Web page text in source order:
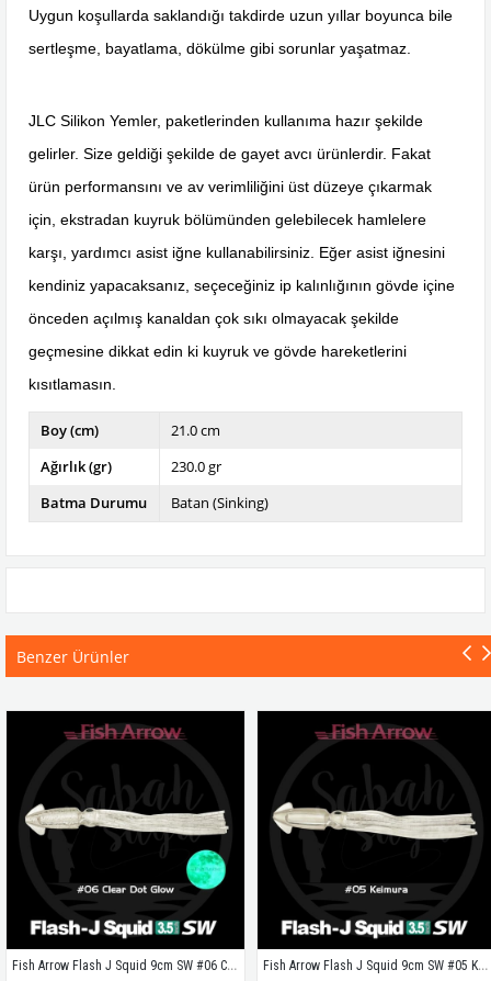
Uygun koşullarda saklandığı takdirde uzun yıllar boyunca bile
sertleşme, bayatlama, dökülme gibi sorunlar yaşatmaz.
JLC Silikon Yemler, paketlerinden kullanıma hazır şekilde
gelirler. Size geldiği şekilde de gayet avcı ürünlerdir. Fakat
ürün performansını ve av verimliliğini üst düzeye çıkarmak
için, ekstradan kuyruk bölümünden gelebilecek hamlelere
karşı, yardımcı asist iğne kullanabilirsiniz. Eğer asist iğnesini
kendiniz yapacaksanız, seçeceğiniz ip kalınlığının gövde içine
önceden açılmış kanaldan çok sıkı olmayacak şekilde
geçmesine dikkat edin ki kuyruk ve gövde hareketlerini
kısıtlamasın.
Boy (cm)
21.0 cm
Ağırlık (gr)
230.0 gr
Batma Durumu
Batan (Sinking)
Benzer Ürünler
Fish Arrow Flash J Squid 9cm SW #06 Clear Dot Glow Silikon Kalamar (5 Adet) Fish Arrow Flash J Squid 9cm SW #05 Keimura Silikon Kalamar (5 Adet)